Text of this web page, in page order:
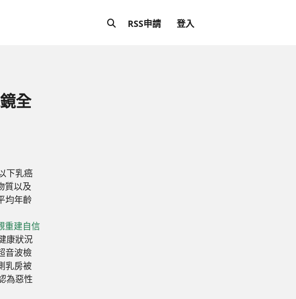
RSS申請 登入
全
下乳癌
質以及
均年齡
康狀況
音波檢
乳房被
為惡性